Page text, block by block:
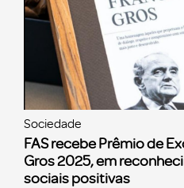
Sociedade
FAS recebe Prêmio de
Gros 2025, em
sociais positivas